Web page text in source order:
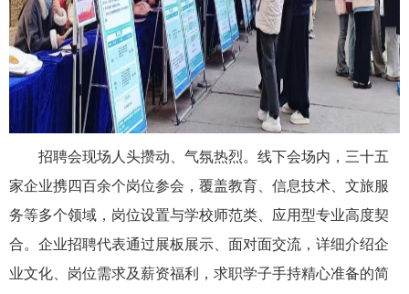
招聘会现场人头攒动、气氛热烈。线下会场内，三十五
家企业携四百余个岗位参会，覆盖教育、信息技术、文旅服
务等多个领域，岗位设置与学校师范类、应用型专业高度契
合。企业招聘代表通过展板展示、面对面交流，详细介绍企
业文化、岗位需求及薪资福利，求职学子手持精心准备的简